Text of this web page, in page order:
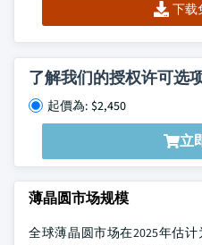
下载
了解我们的授权许可选
起價為: $2,450
立
薄晶圆市场规模
全球薄晶圆市场在2025年估